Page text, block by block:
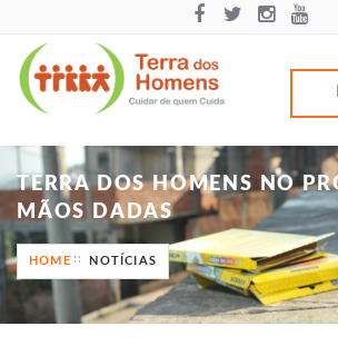
TERRA DOS HOMENS NO
MÃOS DADAS
HOME NOTÍCIAS